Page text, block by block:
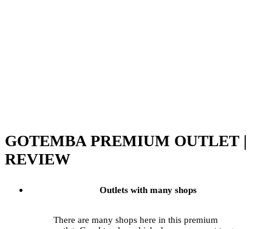
GOTEMBA PREMIUM OUTLET |
REVIEW
Outlets with many shops
There are many shops here in this premium